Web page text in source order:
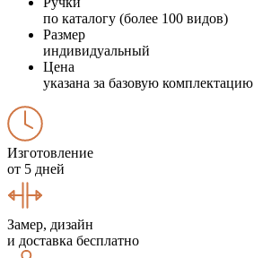
по каталогу (более 100 видов)
Размер
индивидуальный
Цена
указана за базовую комплектацию
Изготовление
от 5 дней
Замер, дизайн
и доставка бесплатно